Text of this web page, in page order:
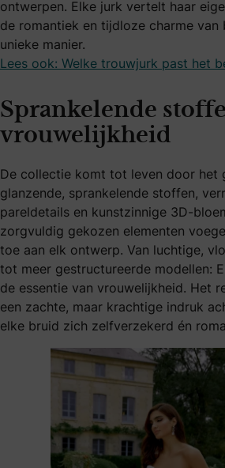
ontwerpen. Elke jurk vertelt haar
de romantiek en tijdloze charme van
unieke manier.
Lees ook: Welke trouwjurk past het
Sprankelende
vrouwelijkheid
De collectie komt tot leven door het
glanzende, sprankelende stoffen,
pareldetails en kunstzinnige 3D-
zorgvuldig gekozen elementen
toe aan elk ontwerp. Van luchtige,
tot meer gestructureerde modellen:
de essentie van vrouwelijkheid. Het
een zachte, maar krachtige indruk
elke bruid zich zelfverzekerd én